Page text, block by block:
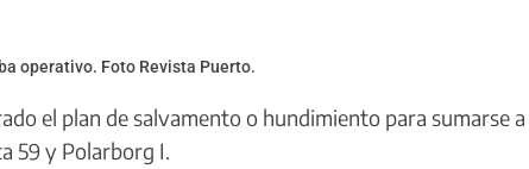
operativo. Foto Revista Puerto.
el plan de salvamento o hundimiento para sumarse a
59 y Polarborg I.